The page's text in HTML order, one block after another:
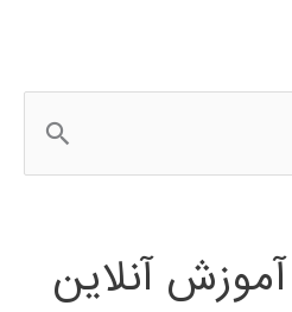
آنلاین